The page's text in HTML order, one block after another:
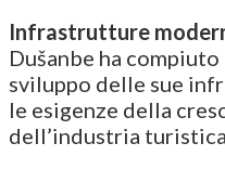
Infrastrutture
Dušanbe ha
sviluppo delle sue
le esigenze della
dell’industria